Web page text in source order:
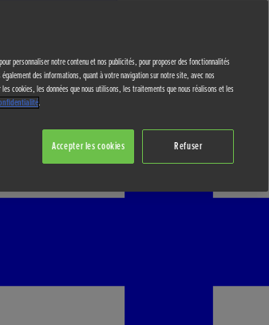
personnaliser notre contenu et nos publicités, pour proposer des fonctionnalités
des informations, quant à votre navigation sur notre site, avec nos
cookies, les données que nous utilisons, les traitements que nous réalisons et les
.
Refuser
Accepter les cookies